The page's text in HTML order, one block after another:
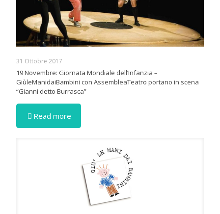
31 Ottobre 2017
19 Novembre: Giornata Mondiale dell’Infanzia –
GiùleManidaiBambini con AssembleaTeatro portano in scena
“Gianni detto Burrasca”
Read more